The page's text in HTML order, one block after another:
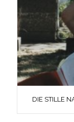
DIE STILLE